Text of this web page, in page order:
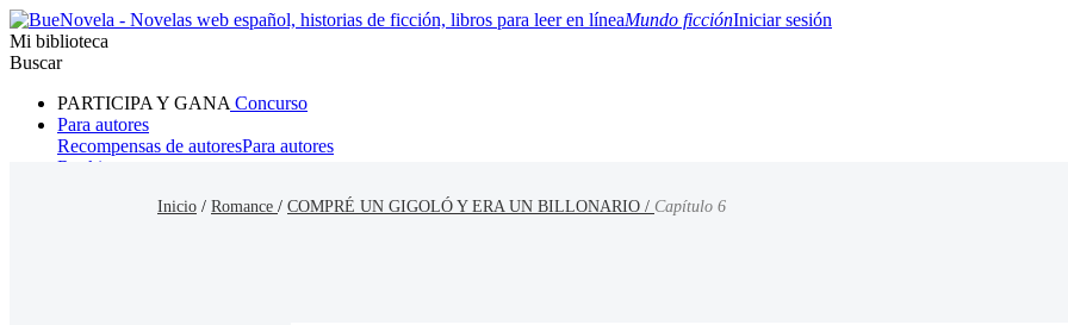
Mundo ficciónIniciar sesión
Mi biblioteca
Buscar
PARTICIPA Y GANA Concurso
Para autores
Recompensas de autoresPara autores
Ranking
Inicio / Romance / COMPRÉ UN GIGOLÓ Y ERA UN BILLONARIO / Capítulo 6